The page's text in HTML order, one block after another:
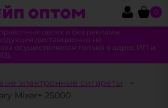
0
целях и без рекламы.
дистанционно не
осуществляется только в адрес ИП и
электронные сигареты
Mixer+ 25000